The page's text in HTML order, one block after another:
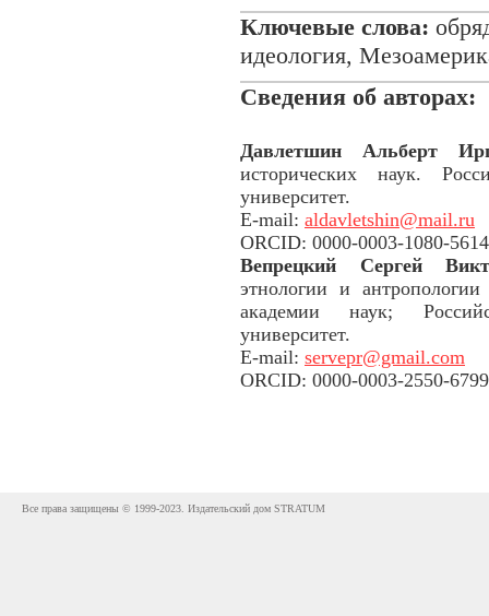
Ключевые слова:
идеология,
Сведения об авторах:
Давлетшин Альберт
исторических наук.
университет.
E-mail: aldavletshin@mail.ru
ORCID: 0000-0003-1080-5614
Вепрецкий Сергей
этнологии и
академии наук;
университет.
E-mail: servepr@gmail.com
ORCID: 0000-0003-2550-6799
Все права защищены © 1999-2023. Издательский дом STRATUM